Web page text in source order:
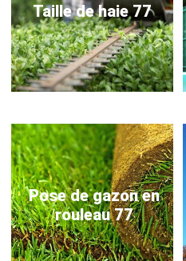
Taille de haie 77
Pose de gazon en
rouleau 77